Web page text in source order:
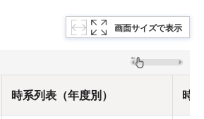
画面サイズで表示
時系列表（年度別） 時